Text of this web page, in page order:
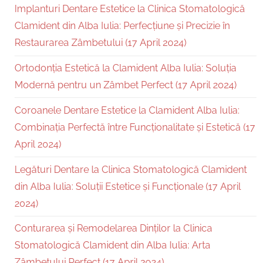
Implanturi Dentare Estetice la Clinica Stomatologică
Clamident din Alba Iulia: Perfecțiune și Precizie în
Restaurarea Zâmbetului (17 April 2024)
Ortodonția Estetică la Clamident Alba Iulia: Soluția
Modernă pentru un Zâmbet Perfect (17 April 2024)
Coroanele Dentare Estetice la Clamident Alba Iulia:
Combinația Perfectă între Funcționalitate și Estetică (17
April 2024)
Legături Dentare la Clinica Stomatologică Clamident
din Alba Iulia: Soluții Estetice și Funcționale (17 April
2024)
Conturarea și Remodelarea Dinților la Clinica
Stomatologică Clamident din Alba Iulia: Arta